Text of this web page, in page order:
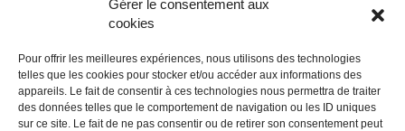
Gérer le consentement aux
cookies
Pour offrir les meilleures expériences, nous utilisons des technologies
telles que les cookies pour stocker et/ou accéder aux informations des
appareils. Le fait de consentir à ces technologies nous permettra de traiter
des données telles que le comportement de navigation ou les ID uniques
sur ce site. Le fait de ne pas consentir ou de retirer son consentement peut
RESTEZ INFORMÉS !
Ne manquez pas nos actualités juridiques.